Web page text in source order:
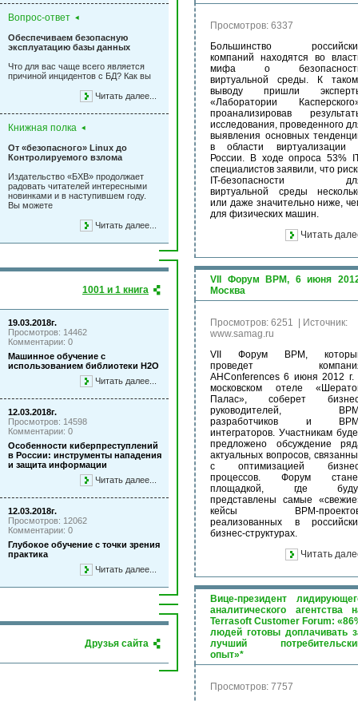
Вопрос-ответ
Обеспечиваем безопасную
эксплуатацию базы данных
Что для вас чаще всего является
причиной инцидентов с БД? Как вы
Читать далее...
Книжная полка
От «безопасного» Linux до
Контролируемого взлома
Издательство «БХВ» продолжает
радовать читателей интересными
новинками и в наступившем году.
Вы можете
Читать далее...
1001 и 1 книга
19.03.2018г.
Просмотров: 14462
Комментарии: 0
Машинное обучение с
использованием библиотеки Н2О
Читать далее...
12.03.2018г.
Просмотров: 14598
Комментарии: 0
Особенности киберпреступлений
в России: инструменты нападения
и защита информации
Читать далее...
12.03.2018г.
Просмотров: 12062
Комментарии: 0
Глубокое обучение с точки зрения
практика
Читать далее...
Друзья сайта
Просмотров: 6337
Большинство
компаний находятся во
мифа о
виртуальной среды. К
выводу пришли
«Лаборатории
проанализировав
исследования, проведенного
выявления основных
в области виртуализации
России. В ходе опроса 53%
специалистов заявили, что
IT-безопасности
виртуальной среды
или даже значительно ниже,
для физических машин.
Читать
VII Форум BPM, 6 июня
Москва
Просмотров: 6251
Источник:
www.samag.ru
VII Форум BPM,
проведет
AHConferences 6 июня 2012 г.
московском отеле
Палас», соберет
руководителей,
разработчиков и
интеграторов. Участникам
предложено обсуждение
актуальных вопросов,
с оптимизацией
процессов. Форум
площадкой, где
представлены самые
кейсы BPM-
реализованных в
бизнес-структурах.
Читать
Вице-президент
аналитического агентства
Terrasoft Customer Forum:
людей готовы доплачивать
лучший
опыт»*
Просмотров: 7757